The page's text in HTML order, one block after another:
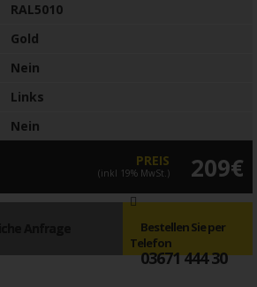
RAL5010
Gold
Nein
Links
Nein
PREIS
(inkl 19% MwSt.) 209€
Bestellen Sie per
Telefon
03671 444 30